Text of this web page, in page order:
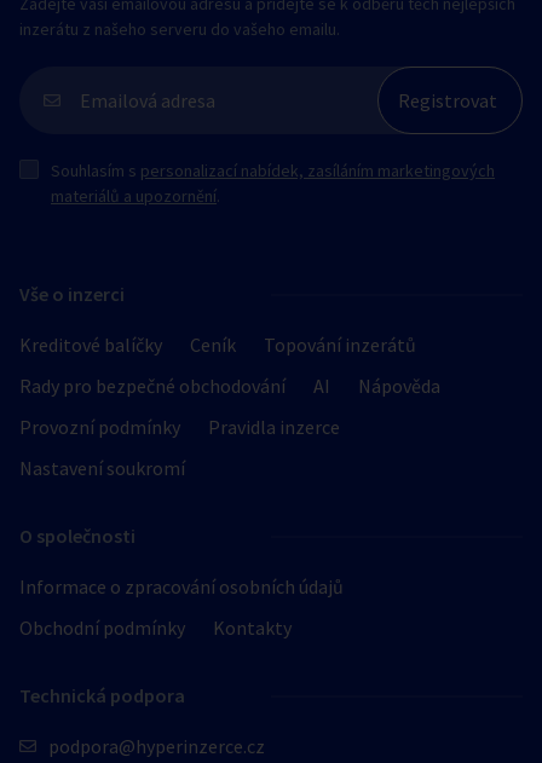
Vše o inzerci
Kreditové balíčky Ceník
Topování inzerátů
Rady pro bezpečné obchodování
AI
Nápověda
Provozní podmínky
Pravidla inzerce
Nastavení soukromí
O společnosti
Informace o zpracování osobních údajů
Obchodní podmínky
Kontakty
Technická podpora
podpora@hyperinzerce.cz
inzerátu z našeho serveru do vašeho emailu.
Souhlasím s personalizací nabídek, zasíláním marketingových
materiálů a upozornění.